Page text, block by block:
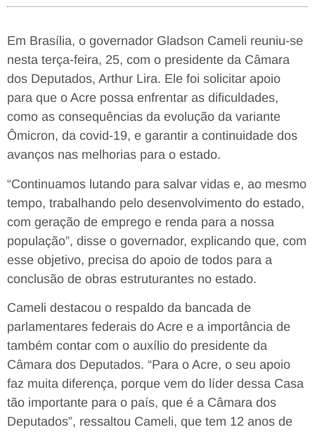
Em Brasília, o governador Gladson Cameli reuniu-se
nesta terça-feira, 25, com o presidente da Câmara
dos Deputados, Arthur Lira. Ele foi solicitar apoio
para que o Acre possa enfrentar as dificuldades,
como as consequências da evolução da variante
Ômicron, da covid-19, e garantir a continuidade dos
avanços nas melhorias para o estado.
“Continuamos lutando para salvar vidas e, ao mesmo
tempo, trabalhando pelo desenvolvimento do estado,
com geração de emprego e renda para a nossa
população”, disse o governador, explicando que, com
esse objetivo, precisa do apoio de todos para a
conclusão de obras estruturantes no estado.
Cameli destacou o respaldo da bancada de
parlamentares federais do Acre e a importância de
também contar com o auxílio do presidente da
Câmara dos Deputados. “Para o Acre, o seu apoio
faz muita diferença, porque vem do líder dessa Casa
tão importante para o país, que é a Câmara dos
Deputados”, ressaltou Cameli, que tem 12 anos de